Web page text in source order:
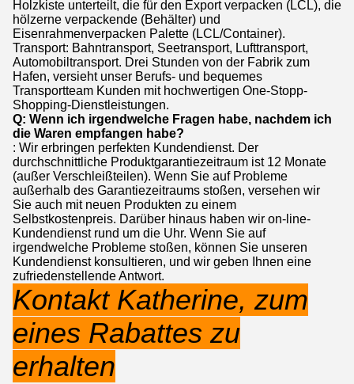
Holzkiste unterteilt, die für den Export verpacken (LCL), die
hölzerne verpackende (Behälter) und
Eisenrahmenverpacken Palette (LCL/Container).
Transport: Bahntransport, Seetransport, Lufttransport,
Automobiltransport. Drei Stunden von der Fabrik zum
Hafen, versieht unser Berufs- und bequemes
Transportteam Kunden mit hochwertigen One-Stopp-
Shopping-Dienstleistungen.
Q: Wenn ich irgendwelche Fragen habe, nachdem ich
die Waren empfangen habe?
: Wir erbringen perfekten Kundendienst. Der
durchschnittliche Produktgarantiezeitraum ist 12 Monate
(außer Verschleißteilen). Wenn Sie auf Probleme
außerhalb des Garantiezeitraums stoßen, versehen wir
Sie auch mit neuen Produkten zu einem
Selbstkostenpreis. Darüber hinaus haben wir on-line-
Kundendienst rund um die Uhr. Wenn Sie auf
irgendwelche Probleme stoßen, können Sie unseren
Kundendienst konsultieren, und wir geben Ihnen eine
zufriedenstellende Antwort.
Kontakt Katherine, zum
eines Rabattes zu
erhalten